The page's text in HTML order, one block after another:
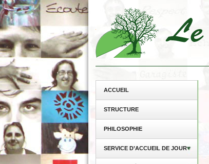
ACCUEIL
STRUCTURE
PHILOSOPHIE
SERVICE D’ACCUEIL DE JOUR